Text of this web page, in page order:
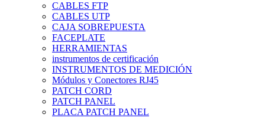
CABLES FTP
CABLES UTP
CAJA SOBREPUESTA
FACEPLATE
HERRAMIENTAS
instrumentos de certificación
INSTRUMENTOS DE MEDICIÓN
Módulos y Conectores RJ45
PATCH CORD
PATCH PANEL
PLACA PATCH PANEL